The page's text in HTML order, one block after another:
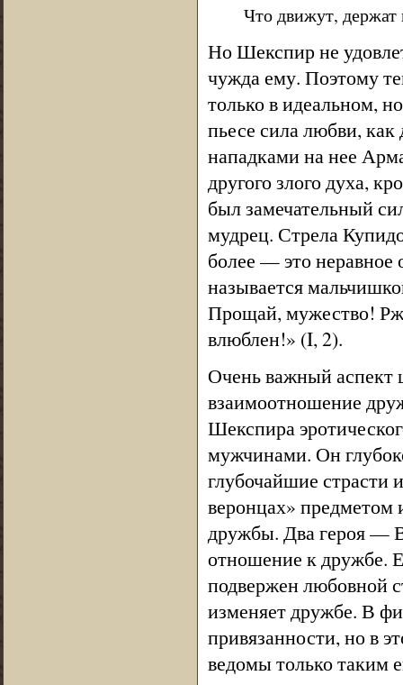
Что движут,
Но Шекспир не
чужда ему. Поэтому
только в идеальном,
пьесе сила любви, как
нападками на нее
другого злого духа,
был замечательный
мудрец. Стрела
более — это неравное
называется
Прощай, мужество!
влюблен!» (I, 2).
Очень важный аспект
взаимоотношение
Шекспира
мужчинами. Он
глубочайшие страсти
веронцах»
дружбы. Два героя —
отношение к дружбе.
подвержен любовной
изменяет дружбе. В
привязанности, но в
ведомы только таким